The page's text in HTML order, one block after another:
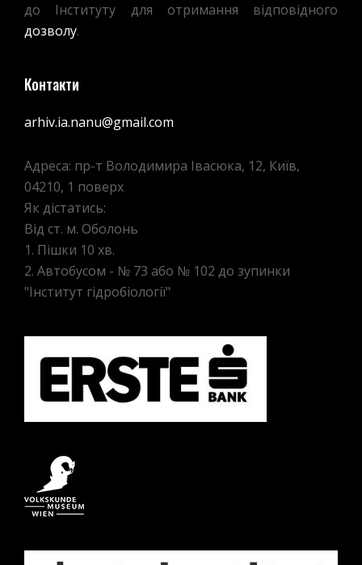
до Інституту для отримання відповідного
дозволу.
Контакти
arhiv.ia.nanu@gmail.com
Адреса: пр-т Володимира Івасюка, 12, Київ,
04210, 1 поверх
Як дістатись:
Від ст. м. Оболонь
1. Пішки 10 хв.
2. Автобусом - № 73 або № 102 до зупинки
"Інститут гідробіології"